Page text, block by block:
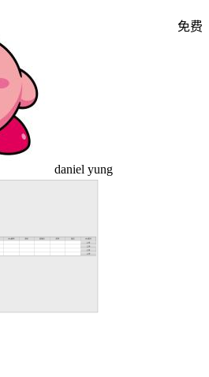
daniel yung
免费